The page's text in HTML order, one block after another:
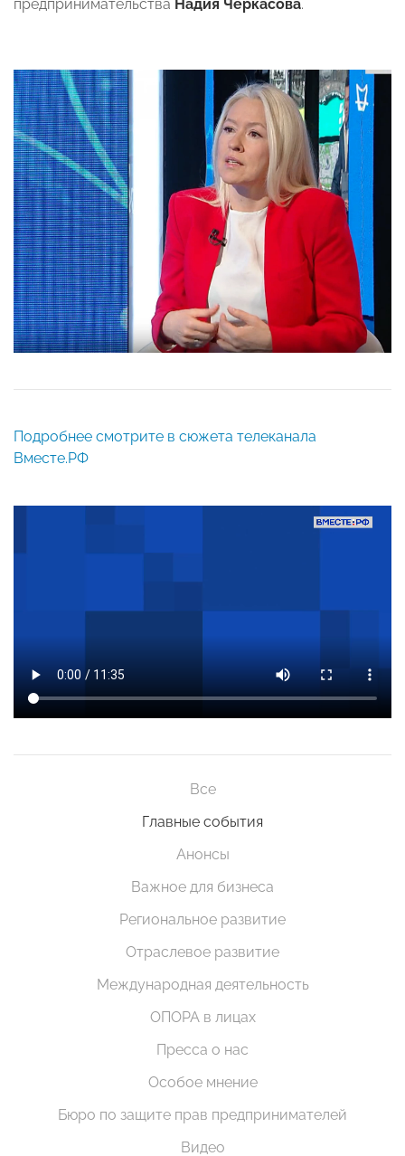
предпринимательства Надия Черкасова.
Подробнее смотрите в сюжета телеканала
Вместе.РФ
Все
Главные события
Анонсы
Важное для бизнеса
Региональное развитие
Отраслевое развитие
Международная деятельность
ОПОРА в лицах
Пресса о нас
Особое мнение
Бюро по защите прав предпринимателей
Видео